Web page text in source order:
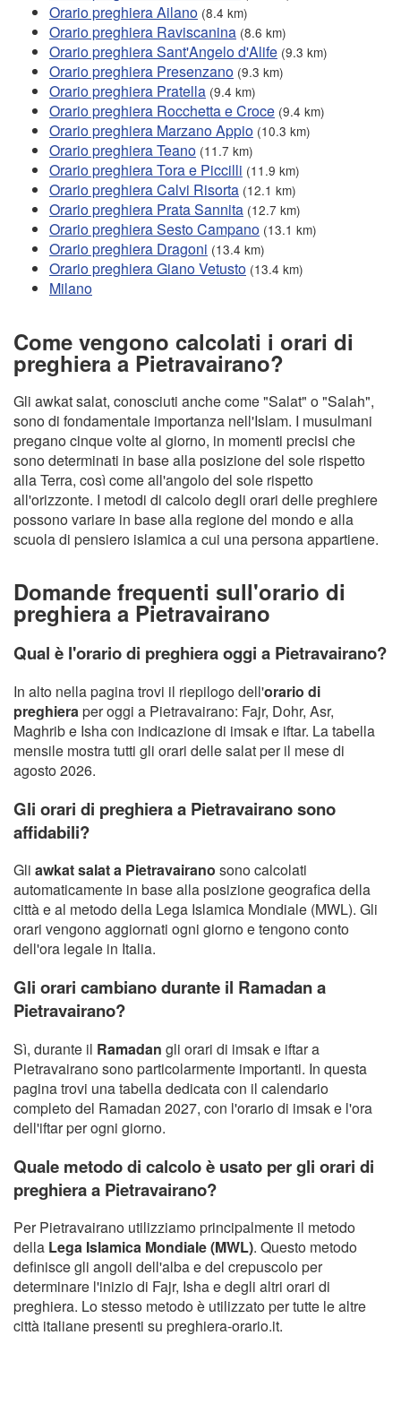
Orario preghiera Ailano (8.4 km)
Orario preghiera Raviscanina (8.6 km)
Orario preghiera Sant'Angelo d'Alife (9.3 km)
Orario preghiera Presenzano (9.3 km)
Orario preghiera Pratella (9.4 km)
Orario preghiera Rocchetta e Croce (9.4 km)
Orario preghiera Marzano Appio (10.3 km)
Orario preghiera Teano (11.7 km)
Orario preghiera Tora e Piccilli (11.9 km)
Orario preghiera Calvi Risorta (12.1 km)
Orario preghiera Prata Sannita (12.7 km)
Orario preghiera Sesto Campano (13.1 km)
Orario preghiera Dragoni (13.4 km)
Orario preghiera Giano Vetusto (13.4 km)
Milano
Come vengono calcolati i orari di
preghiera a Pietravairano?
Gli awkat salat, conosciuti anche come "Salat" o "Salah",
sono di fondamentale importanza nell'Islam. I musulmani
pregano cinque volte al giorno, in momenti precisi che
sono determinati in base alla posizione del sole rispetto
alla Terra, così come all'angolo del sole rispetto
all'orizzonte. I metodi di calcolo degli orari delle preghiere
possono variare in base alla regione del mondo e alla
scuola di pensiero islamica a cui una persona appartiene.
Domande frequenti sull'orario di
preghiera a Pietravairano
Qual è l'orario di preghiera oggi a Pietravairano?
In alto nella pagina trovi il riepilogo dell'orario di
preghieraper oggi a Pietravairano: Fajr, Dohr, Asr,
Maghrib e Isha con indicazione di imsak e iftar. La tabella
mensile mostra tutti gli orari delle salat per il mese di
agosto 2026.
Gli orari di preghiera a Pietravairano sono
affidabili?
Gli awkat salat a Pietravairano sono calcolati
automaticamente in base alla posizione geografica della
città e al metodo della Lega Islamica Mondiale (MWL). Gli
orari vengono aggiornati ogni giorno e tengono conto
dell'ora legale in Italia.
Gli orari cambiano durante il Ramadan a
Pietravairano?
Sì, durante il Ramadan gli orari di imsak e iftar a
Pietravairano sono particolarmente importanti. In questa
pagina trovi una tabella dedicata con il calendario
completo del Ramadan 2027, con l'orario di imsak e l'ora
dell'iftar per ogni giorno.
Quale metodo di calcolo è usato per gli orari di
preghiera a Pietravairano?
Per Pietravairano utilizziamo principalmente il metodo
della Lega Islamica Mondiale (MWL). Questo metodo
definisce gli angoli dell'alba e del crepuscolo per
determinare l'inizio di Fajr, Isha e degli altri orari di
preghiera. Lo stesso metodo è utilizzato per tutte le altre
città italiane presenti su preghiera-orario.it.